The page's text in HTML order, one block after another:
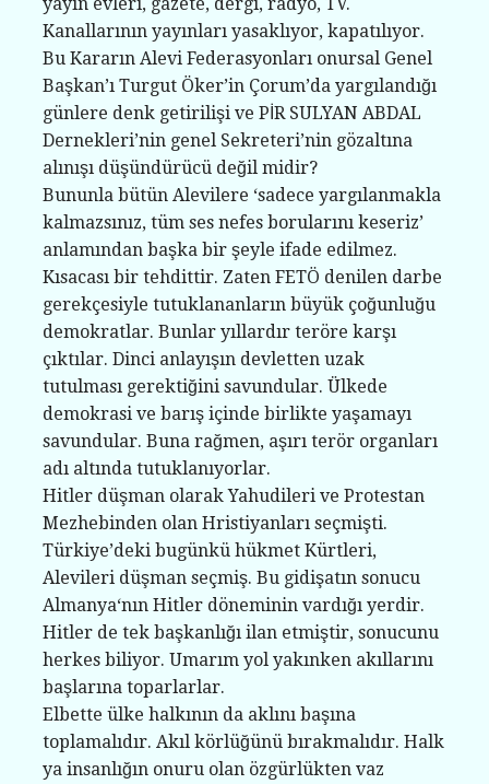
Kanallarının yayınları yasaklıyor, kapatılıyor.
Bu Kararın Alevi Federasyonları onursal Genel
Başkan’ı Turgut Öker’in Çorum’da yargılandığı
günlere denk getirilişi ve PİR SULYAN ABDAL
Dernekleri’nin genel Sekreteri’nin gözaltına
alınışı düşündürücü değil midir?
Bununla bütün Alevilere ‘sadece yargılanmakla
kalmazsınız, tüm ses nefes borularını keseriz’
anlamından başka bir şeyle ifade edilmez.
Kısacası bir tehdittir. Zaten FETÖ denilen darbe
gerekçesiyle tutuklananların büyük çoğunluğu
demokratlar. Bunlar yıllardır teröre karşı
çıktılar. Dinci anlayışın devletten uzak
tutulması gerektiğini savundular. Ülkede
demokrasi ve barış içinde birlikte yaşamayı
savundular. Buna rağmen, aşırı terör organları
adı altında tutuklanıyorlar.
Hitler düşman olarak Yahudileri ve Protestan
Mezhebinden olan Hristiyanları seçmişti.
Türkiye’deki bugünkü hükmet Kürtleri,
Alevileri düşman seçmiş. Bu gidişatın sonucu
Almanya‘nın Hitler döneminin vardığı yerdir.
Hitler de tek başkanlığı ilan etmiştir, sonucunu
herkes biliyor. Umarım yol yakınken akıllarını
başlarına toparlarlar.
Elbette ülke halkının da aklını başına
toplamalıdır. Akıl körlüğünü bırakmalıdır. Halk
ya insanlığın onuru olan özgürlükten vaz